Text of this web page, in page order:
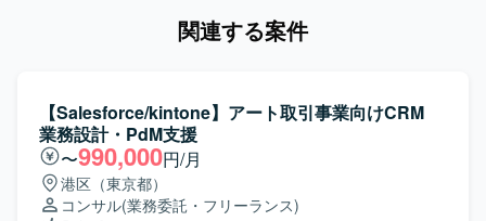
関連する案件
【Salesforce/kintone】アート取引事業向けCRM
業務設計・PdM支援
〜990,000円/月
港区（東京都）
コンサル(業務委託・フリーランス)